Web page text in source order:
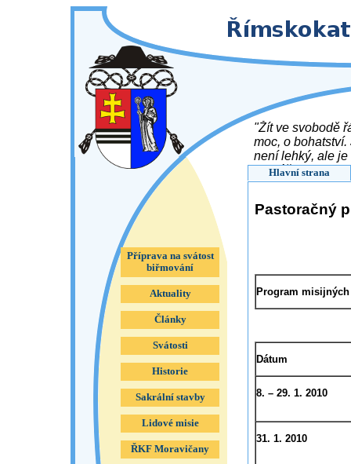
"Žít ve svobodě
moc, o
není lehký, ale
Tomášek ( 1899
Hlavní strana
Pastoračný
Program
Dátum
8. – 29. 1. 2010
31. 1. 2010
Příprava na svátost
biřmování
Aktuality
Články
Svátosti
Historie
Sakrální stavby
Lidové misie
ŘKF Moravičany